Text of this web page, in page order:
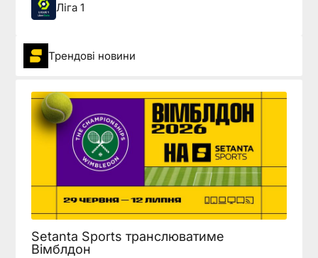
Ліга 1
Трендові новини
Setanta Sports транслюватиме
Вімблдон